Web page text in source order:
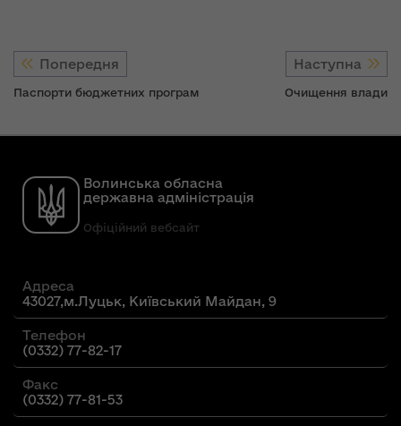
Попередня
Паспорти бюджетних програм
Наступна
Очищення влади
Волинська обласна
державна адміністрація
Офіційний вебсайт
Адреса
43027,м.Луцьк, Київський Майдан, 9
Телефон
(0332) 77-82-17
Факс
(0332) 77-81-53